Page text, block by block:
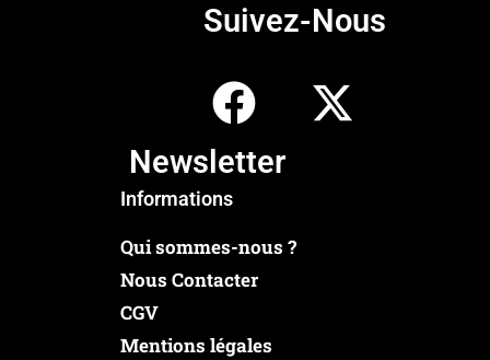
Suivez-Nous
Newsletter
Informations
Qui sommes-nous ?
Nous Contacter
CGV
Mentions légales